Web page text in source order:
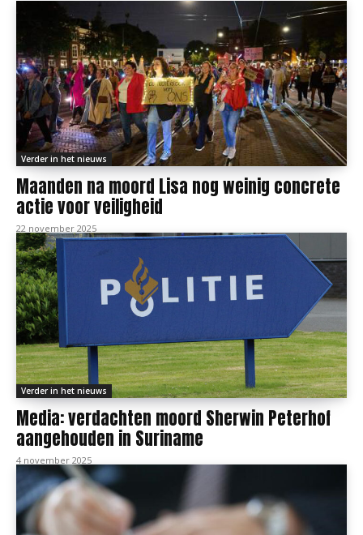
Verder in het nieuws
Maanden na moord Lisa nog weinig concrete
actie voor veiligheid
22 november 2025
Verder in het nieuws
Media: verdachten moord Sherwin Peterhof
aangehouden in Suriname
4 november 2025